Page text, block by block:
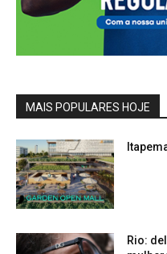
MAIS POPULARES HOJE
Rio: